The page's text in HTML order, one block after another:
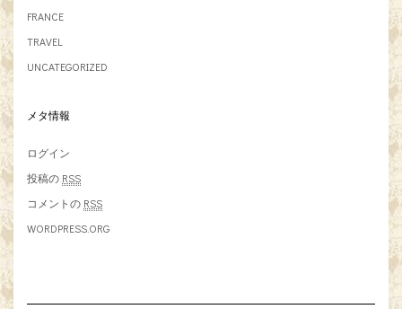
FRANCE
TRAVEL
UNCATEGORIZED
メタ情報
ログイン
投稿の RSS
コメントの RSS
WORDPRESS.ORG